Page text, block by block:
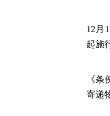
12月
起施
《
寄递